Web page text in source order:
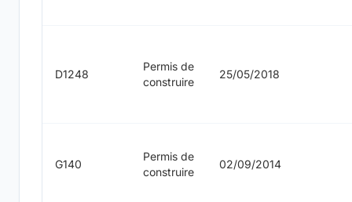
D1248
Permis de
construire
25/05/2018
G140
Permis de
construire
02/09/2014